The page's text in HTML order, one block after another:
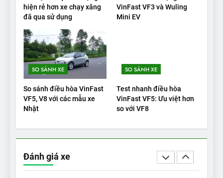
hiện rẻ hơn xe chạy xăng
đã qua sử dụng
VinFast VF3 và Wuling
Mini EV
SO SÁNH XE
So sánh điều hòa VinFast
VF5, V8 với các mẫu xe
Nhật
SO SÁNH XE
Test nhanh điều hòa
VinFast VF5: Ưu việt hơn
so với VF8
Đánh giá xe
Đánh giá: Người đam mê xe
điện Hyundai Ioniq 5 N 2025
1
Xe tốt nhất để mua năm
2025: Green Car Reports
nêu tên 5 người vào chung
kết – Mỹ
ĐÁNH GIÁ XE
‘Wuling Bingo ồn, không có
trạm sạc, nhưng vẫn bán